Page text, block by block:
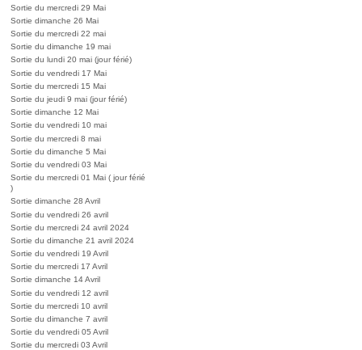
Sortie du mercredi 29 Mai
Sortie dimanche 26 Mai
Sortie du mercredi 22 mai
Sortie du dimanche 19 mai
Sortie du lundi 20 mai (jour férié)
Sortie du vendredi 17 Mai
Sortie du mercredi 15 Mai
Sortie du jeudi 9 mai (jour férié)
Sortie dimanche 12 Mai
Sortie du vendredi 10 mai
Sortie du mercredi 8 mai
Sortie du dimanche 5 Mai
Sortie du vendredi 03 Mai
Sortie du mercredi 01 Mai ( jour férié
)
Sortie dimanche 28 Avril
Sortie du vendredi 26 avril
Sortie du mercredi 24 avril 2024
Sortie du dimanche 21 avril 2024
Sortie du vendredi 19 Avril
Sortie du mercredi 17 Avril
Sortie dimanche 14 Avril
Sortie du vendredi 12 avril
Sortie du mercredi 10 avril
Sortie du dimanche 7 avril
Sortie du vendredi 05 Avril
Sortie du mercredi 03 Avril